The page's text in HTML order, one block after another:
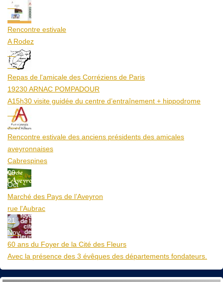
12
Aoû
Rencontre estivale
A Rodez
23
Aoû
Repas de l'amicale des Corréziens de Paris
19230 ARNAC POMPADOUR
A15h30 visite guidée du centre d’entraînement + hippodrome
25
Aoû
Rencontre estivale des anciens présidents des amicales
aveyronnaises
Cabrespines
09
Oct
Marché des Pays de l’Aveyron
rue l'Aubrac
21
Nov
60 ans du Foyer de la Cité des Fleurs
Avec la présence des 3 évêques des départements fondateurs.